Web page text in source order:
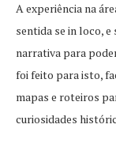
A experiência na
sentida se in loco,
narrativa para
foi feito para isto,
mapas e roteiros
curiosidades